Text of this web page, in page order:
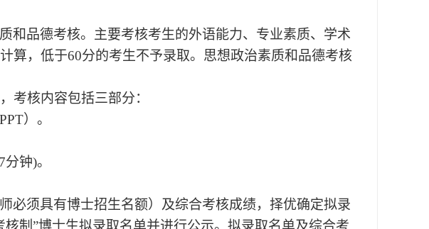
和品德考核。主要考核考生的外语能力、专业素质、学术
算，低于60分的考生不予录取。思想政治素质和品德考核
考核内容包括三部分：
PPT）。
分钟)。
必须具有博士招生名额）及综合考核成绩，择优确定拟录
制”博士生拟录取名单并进行公示。拟录取名单及综合考